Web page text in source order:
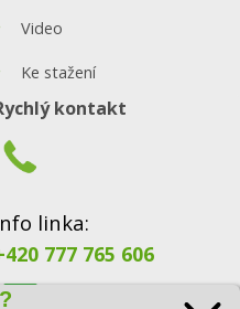
Video
Ke stažení
kontakt
linka:
777 765 606